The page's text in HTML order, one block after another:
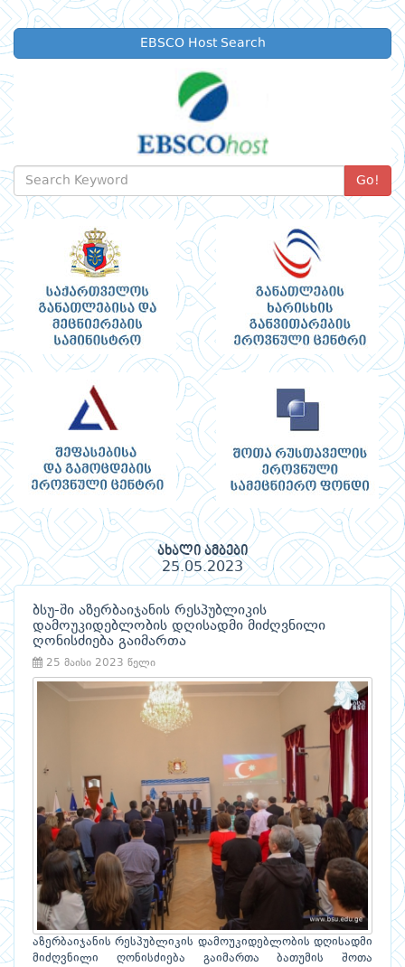
EBSCO Host Search
Go!
ახალი ამბები
25.05.2023
ბსუ-ში აზერბაიჯანის რესპუბლიკის
დამოუკიდებლობის დღისადმი მიძღვნილი
ღონისძიება გაიმართა
25 მაისი 2023 წელი
აზერბაიჯანის რესპუბლიკის დამოუკიდებლობის დღისადმი
მიძღვნილი ღონისძიება გაიმართა ბათუმის შოთა